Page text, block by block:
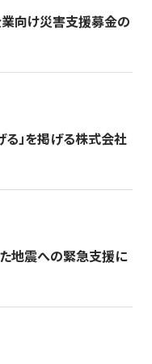
向け災害支援募金の
る」を掲げる株式会社
地震への緊急支援に